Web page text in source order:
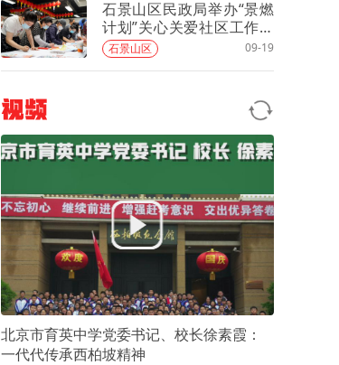
石景山区民政局举办“景燃
计划”关心关爱社区工作者
系列活动
石景山区 09-19
视频
北京市育英中学党委书记、校长徐素霞：
一代代传承西柏坡精神